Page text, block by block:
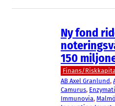
Ny fond
150
Finans/
AB Axel Granlund,
Camurus,
Immunovia,